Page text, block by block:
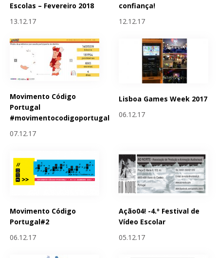
Escolas – Fevereiro 2018
13.12.17
confiança!
12.12.17
Movimento Código
Portugal
#movimentocodigoportugal
07.12.17
Lisboa Games Week 2017
06.12.17
Movimento Código
Portugal#2
06.12.17
Ação04! -4.º Festival de
Vídeo Escolar
05.12.17